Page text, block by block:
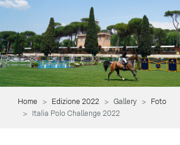
Home Edizione 2022 Gallery
Foto
Italia Polo Challenge 2022